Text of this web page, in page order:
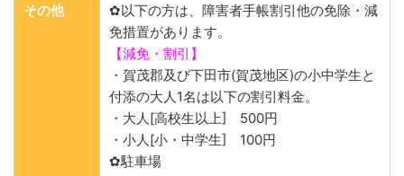
その他
✿以下の方は、障害者手帳割引他の免除・減
免措置があります。
【減免・割引】
・賀茂郡及び下田市(賀茂地区)の小中学生と
付添の大人1名は以下の割引料金。
・大人[高校生以上] 500円
・小人[小・中学生] 100円
✿駐車場